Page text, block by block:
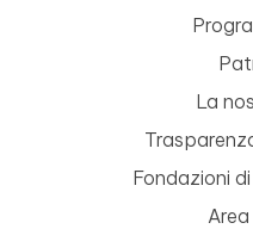
La
Fondazioni